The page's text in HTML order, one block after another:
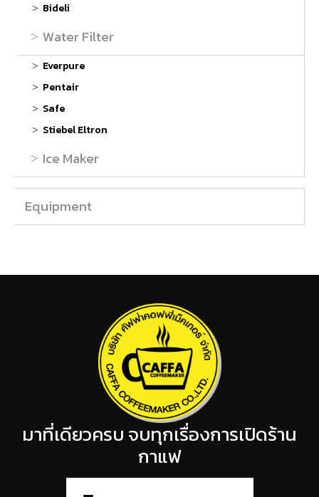
Bideli
Water Filter
Everpure
Pentair
Safe
Stiebel Eltron
Ice Maker
Equipment
มาที่เดียวครบ จบทุกเรื่องการเปิดร้าน
กาแฟ